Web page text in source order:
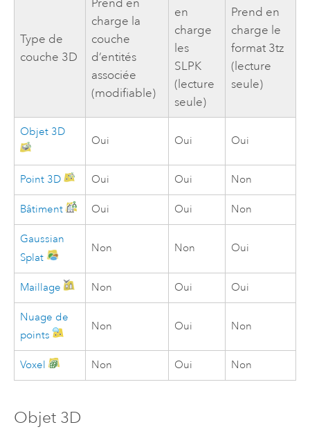
Type de
couche 3D
Prend en
charge la
couche
d’entités
associée
(modifiable)
en
charge
les
SLPK
(lecture
seule)
Prend en
charge le
format 3tz
(lecture
seule)
Objet 3D
Oui Oui Oui
Point 3D Oui Oui Non
Bâtiment Oui Oui Non
Gaussian
Splat
Non Non Oui
Maillage Non Oui Oui
Nuage de
points
Non Oui Non
Voxel Non Oui Non
Objet 3D